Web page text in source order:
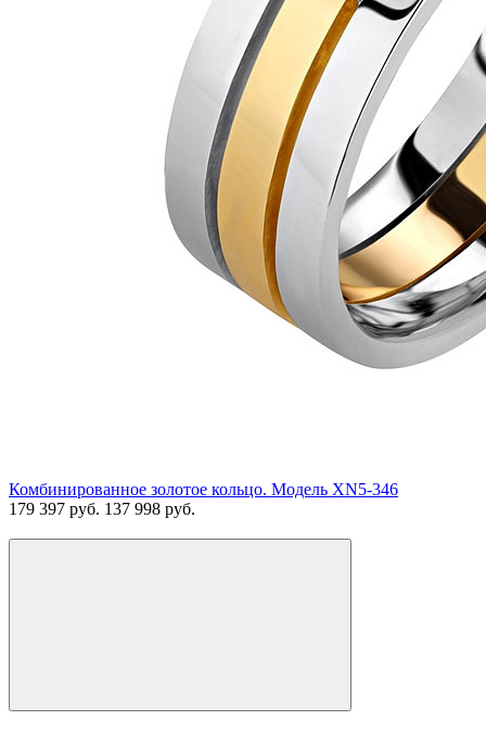
Комбинированное золотое кольцо. Модель XN5-346
179 397 руб. 137 998 руб.